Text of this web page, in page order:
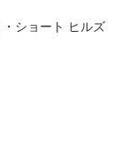
ショート ヒルズ